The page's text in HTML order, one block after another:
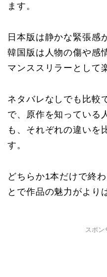
ます。
日本版は静かな緊張感
韓国版は人物の傷や感
マンススリラーとして
ネタバレなしでも比較
で、原作を知っている
も、それぞれの違いを
す。
どちらか1本だけで終
とで作品の魅力がより
スポン